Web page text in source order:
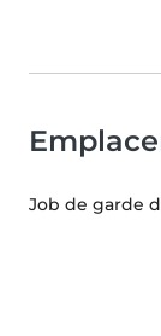
Job de garde